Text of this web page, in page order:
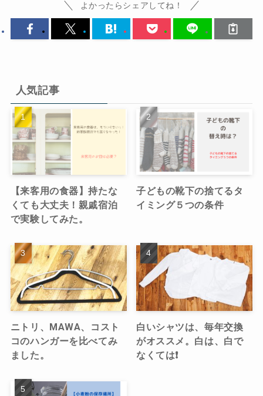
よかったらシェアしてね！
人気記事
【来客用の食器】持たな
くても大丈夫！親戚宿泊
で実験してみた。
子どもの靴下の捨てるタ
イミング５つの条件
ニトリ、MAWA、コスト
コのハンガーを比べてみ
ました。
白いシャツは、毎年交換
がオススメ。白は、白で
なくては❗️